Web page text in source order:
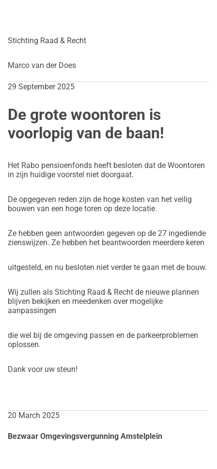
Stichting Raad & Recht
Marco van der Does
29 September 2025
De grote woontoren is
voorlopig van de baan!
Het Rabo pensioenfonds heeft besloten dat de Woontoren
in zijn huidige voorstel niet doorgaat.
De opgegeven reden zijn de hoge kosten van het veilig
bouwen van een hoge toren op deze locatie.
Ze hebben geen antwoorden gegeven op de 27 ingediende
zienswijzen. Ze hebben het beantwoorden meerdere keren
uitgesteld, en nu besloten niet verder te gaan met de bouw.
Wij zullen als Stichting Raad & Recht de nieuwe plannen
blijven bekijken en meedenken over mogelijke
aanpassingen
die wel bij de omgeving passen en de parkeerproblemen
oplossen.
Dank voor uw steun!
20 March 2025
Bezwaar Omgevingsvergunning Amstelplein